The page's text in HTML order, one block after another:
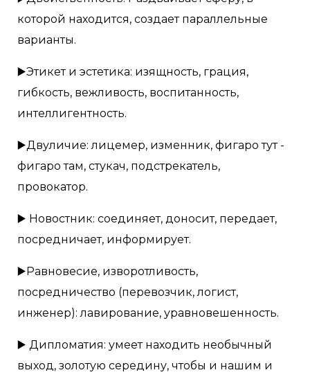
которой находится, создает параллельные
варианты.
▶️Этикет и эстетика: изящность, грация,
гибкость, вежливость, воспитанность,
интеллигентность.
▶️Двуличие: лицемер, изменник, фигаро тут -
фигаро там, стукач, подстрекатель,
провокатор.
▶️ Новостник: соединяет, доносит, передает,
посредничает, информирует.
▶️Равновесие, изворотливость,
посредничество (перевозчик, логист,
инженер): лавирование, уравновешенность.
▶️ Дипломатия: умеет находить необычный
выход, золотую середину, чтобы и нашим и